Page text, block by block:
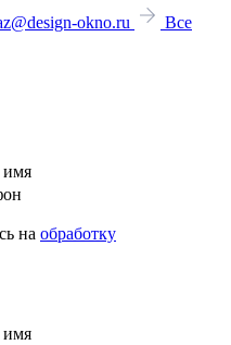
okno.ru
Все
на обработку